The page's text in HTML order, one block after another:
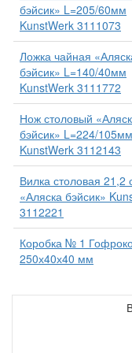
бэйсик» L=205/60мм
KunstWerk 3111073
Ложка чайная
бэйсик» L=140/40мм
KunstWerk 3111772
Нож столовый
бэйсик» L=224/105мм
KunstWerk 3112143
Вилка столовая 21,2
«Аляска бэйсик»
3112221
Коробка № 1
250х40х40 мм